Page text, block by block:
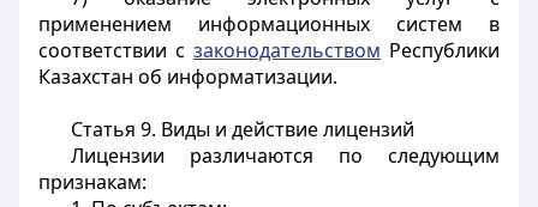
применением информационных систем в
соответствии с законодательством Республики
Казахстан об информатизации.
Статья 9. Виды и действие лицензий
Лицензии различаются по следующим
признакам: